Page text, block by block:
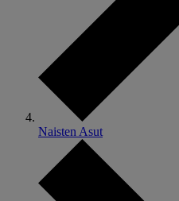
Naisten Asut